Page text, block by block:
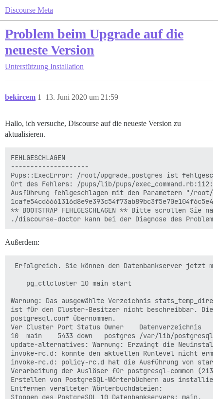
Discourse Meta
Problem beim Upgrade auf die
neueste Version
Unterstützung Installation
bekircem 13. Juni 2020 um 21:59
1
Hallo, ich versuche, Discourse auf die neueste Version zu
aktualisieren.
FEHLGESCHLAGEN
--------------------
Pups::ExecError: /root/upgrade_postgres ist
Ort des Fehlers: /pups/lib/pups/
Ausführung fehlgeschlagen mit den Parametern "/root/
** BOOTSTRAP FEHLGESCHLAGEN ** Bitte scrollen
Außerdem:
Erfolgreich. Sie können den Datenbankserver jetzt
    pg_ctlcluster 10 main start
Warnung: Das ausgewählte Verzeichnis
ist für den Cluster-Besitzer nicht beschreibbar.
postgresql.conf übernommen.
Ver Cluster Port Status Owner
10  main    5433 down   postgres /var/lib/
update-alternatives: Warnung: Erzwingt die
invoke-rc.d: konnte den aktuellen Runlevel nicht
invoke-rc.d: policy-rc.d hat die Ausführung von
Verarbeitung der Auslöser für postgresql-common
Erstellen von PostgreSQL-Wörterbüchern aus
Entfernen veralteter Wörterbuchdateien:
Stoppen des PostgreSQL 10 Datenbankservers: main.